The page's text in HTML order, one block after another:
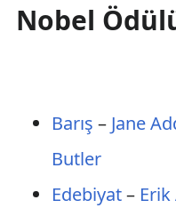
Nobel
Barış – Jane
Butler
Edebiyat–